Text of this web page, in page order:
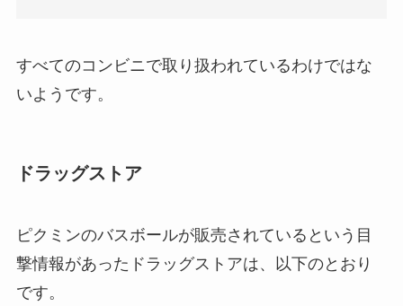
すべてのコンビニで取り扱われているわけではな
いようです。
ドラッグストア
ピクミンのバスボールが販売されているという目
撃情報があったドラッグストアは、以下のとおり
です。